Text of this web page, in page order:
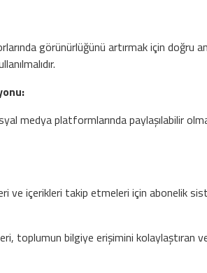
görünürlüğünü artırmak için doğru
medya platformlarında paylaşılabilir
ve içerikleri takip etmeleri için abonelik
toplumun bilgiye erişimini kolaylaştıran